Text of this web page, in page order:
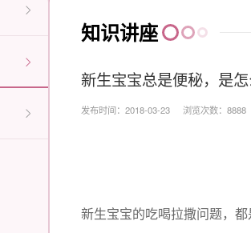
知识讲座
新生宝宝总是便秘，是怎
发布时间：2018-03-23 浏览次数：8888
新生宝宝的吃喝拉撒问题，